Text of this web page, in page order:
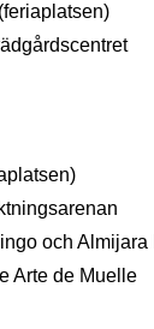
och Almijara II
Arte de Muelle